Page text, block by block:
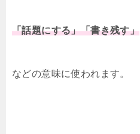
「話題にする」「書き残す」
などの意味に使われます。